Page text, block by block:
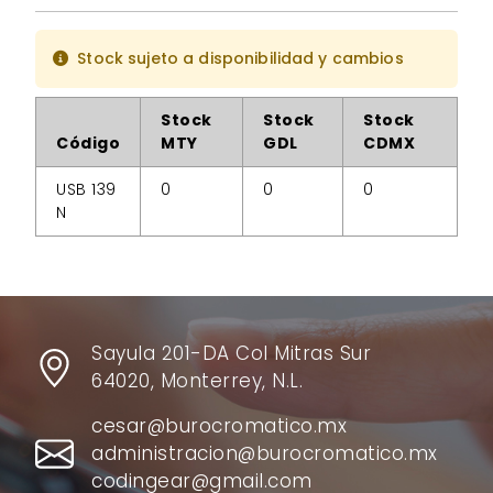
Stock sujeto a disponibilidad y cambios
Código
Stock
MTY
Stock
GDL
Stock
CDMX
USB 139
N
0 0 0
Sayula 201-DA Col Mitras Sur
64020, Monterrey, N.L.
cesar@burocromatico.mx
administracion@burocromatico.mx
codingear@gmail.com